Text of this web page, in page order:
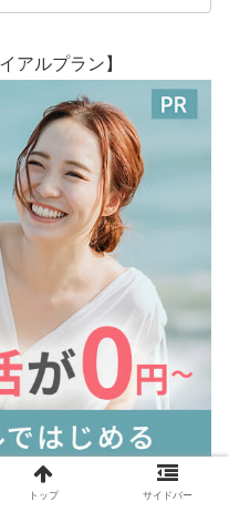
アルプラン】
トップ サイドバー